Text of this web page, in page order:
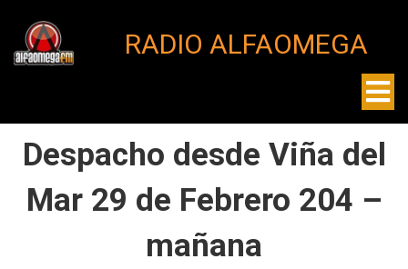
RADIO ALFAOMEGA
Despacho desde Viña del
Mar 29 de Febrero 204 –
mañana